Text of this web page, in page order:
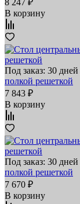
8 247 ₽
В корзину
Под заказ: 30 дней
полкой решеткой
7 843 ₽
В корзину
Под заказ: 30 дней
полкой решеткой
7 670 ₽
В корзину